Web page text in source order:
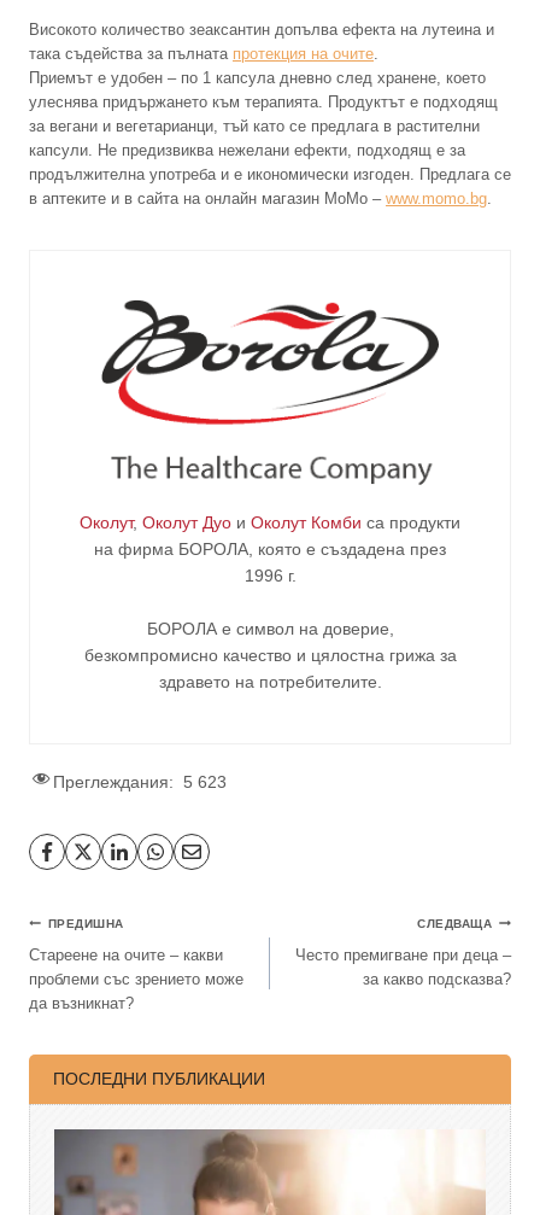
Високото количество зеаксантин допълва ефекта на лутеина и
така съдейства за пълната протекция на очите
Приемът е удобен – по 1 капсула дневно след хранене, което
улеснява придържането към терапията. Продуктът е подходящ
за вегани и вегетарианци, тъй като се предлага в растителни
капсули. Не предизвиква нежелани ефекти, подходящ е за
продължителна употреба и е икономически изгоден. Предлага се
в аптеките и в сайта на онлайн магазин МоМо – www.momo.bg
Околут, Околут Дуо и Околут Комби са продукти
на фирма БОРОЛА , която е създадена през
1996 г.
БОРОЛА е символ на доверие,
безкомпромисно качество и цялостна грижа за
здравето на потребителите
Преглеждания: 5 623
ПРЕДИШНА
Стареене на очите – какви
проблеми със зрението може
да възникнат?
СЛЕДВАЩА
Често премигване при деца –
за какво подсказва?
ПОСЛЕДНИ ПУБЛИКАЦИИ